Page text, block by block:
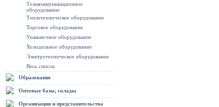
Телекоммуникационное
оборудование
Теплотехническое оборудование
Торговое оборудование
Упаковочное оборудование
Холодильное оборудование
Электротехническое оборудование
Весь список
Образование
Оптовые базы, склады
Организации и представительства